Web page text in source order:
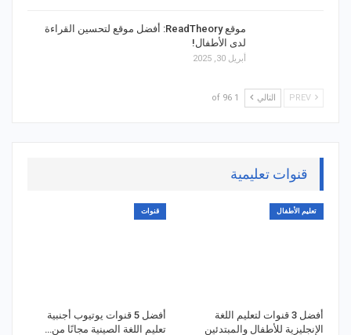
موقع ReadTheory: أفضل موقع لتحسين القراءة
لدى الأطفال!
أبريل 30, 2025
التالي 1 of 96
قنوات تعليمية
تعليم الأطفال
أفضل 3 قنوات لتعليم اللغة
الإنجليزية للأطفال والمبتدئين
قنوات
أفضل 5 قنوات يوتيوب أجنبية
تعليم اللغة الصينية مجانًا من…